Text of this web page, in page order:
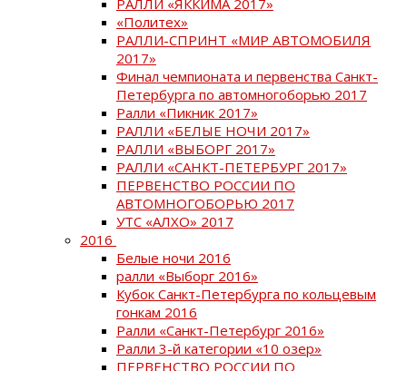
«Политех»
РАЛЛИ-СПРИНТ «МИР АВТОМОБИЛЯ
2017»
Финал чемпионата и первенства Санкт-
Петербурга по автомногоборью 2017
Ралли «Пикник 2017»
РАЛЛИ «БЕЛЫЕ НОЧИ 2017»
РАЛЛИ «ВЫБОРГ 2017»
РАЛЛИ «САНКТ-ПЕТЕРБУРГ 2017»
ПЕРВЕНСТВО РОССИИ ПО
АВТОМНОГОБОРЬЮ 2017
УТС «АЛХО» 2017
2016
Белые ночи 2016
ралли «Выборг 2016»
Кубок Санкт-Петербурга по кольцевым
гонкам 2016
Ралли «Санкт-Петербург 2016»
Ралли 3-й категории «10 озер»
ПЕРВЕНСТВО РОССИИ ПО